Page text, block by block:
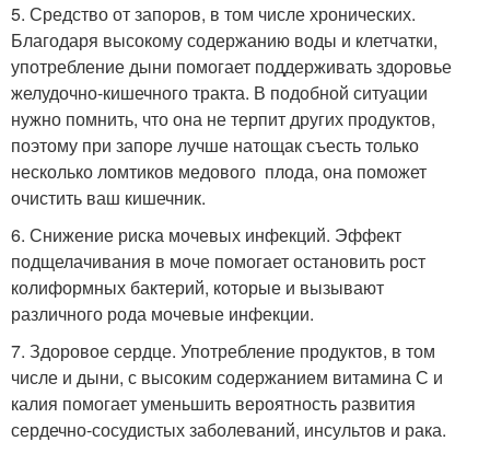
5. Средство от запоров, в том числе хронических.
Благодаря высокому содержанию воды и клетчатки,
употребление дыни помогает поддерживать здоровье
желудочно-кишечного тракта. В подобной ситуации
нужно помнить, что она не терпит других продуктов,
поэтому при запоре лучше натощак съесть только
несколько ломтиков медового плода, она поможет
очистить ваш кишечник.
6. Снижение риска мочевых инфекций. Эффект
подщелачивания в моче помогает остановить рост
колиформных бактерий, которые и вызывают
различного рода мочевые инфекции.
7. Здоровое сердце. Употребление продуктов, в том
числе и дыни, с высоким содержанием витамина С и
калия помогает уменьшить вероятность развития
сердечно-сосудистых заболеваний, инсультов и рака.